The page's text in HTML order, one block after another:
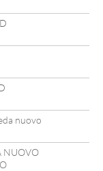
nuovo
NUOVO